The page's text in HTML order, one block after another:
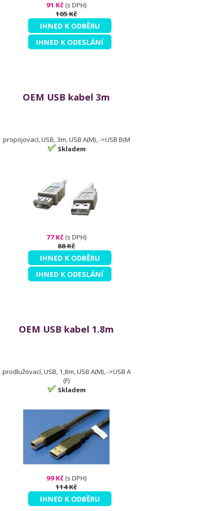
91 Kč(s DPH)
105 Kč
IHNED K ODBĚRU
IHNED K ODESLÁNÍ
OEM USB kabel 3m
propojovací, USB, 3m, USB A(M), ->USB B(M
Skladem
77 Kč(s DPH)
88 Kč
IHNED K ODBĚRU
IHNED K ODESLÁNÍ
OEM USB kabel 1.8m
prodlužovací, USB, 1,8m, USB A(M), ->USB A
(F)
Skladem
99 Kč(s DPH)
114 Kč
IHNED K ODBĚRU